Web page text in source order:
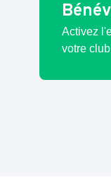
Activez
votre club